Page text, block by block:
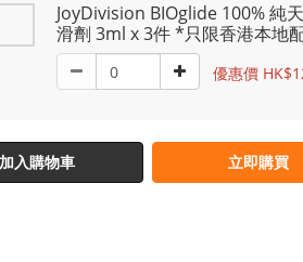
JoyDivision BIOglide 100% 純
滑劑 3ml x 3件 *只限香港本地
優惠價
加入購物車 立即購買